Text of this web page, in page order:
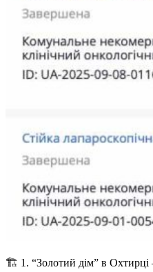
🏗 1. “Золотий дім” в